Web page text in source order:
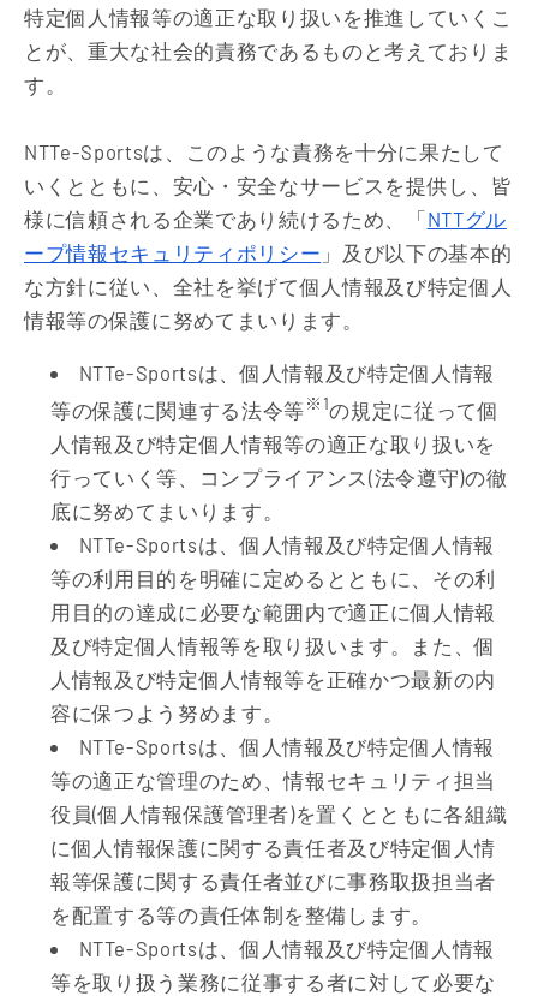
特定個人情報等の適正な取り扱いを推進していくこ
とが、重大な社会的責務であるものと考えておりま
す。
NTTe-Sportsは、このような責務を十分に果たして
いくとともに、安心・安全なサービスを提供し、皆
様に信頼される企業であり続けるため、「NTTグル
ープ情報セキュリティポリシー 」及び以下の基本的
な方針に従い、全社を挙げて個人情報及び特定個人
情報等の保護に努めてまいります。
NTTe-Sportsは、個人情報及び特定個人情報
等の保護に関連する法令等※1の規定に従って個
人情報及び特定個人情報等の適正な取り扱いを
行っていく等、コンプライアンス(法令遵守)の徹
底に努めてまいります。
NTTe-Sportsは、個人情報及び特定個人情報
等の利用目的を明確に定めるとともに、その利
用目的の達成に必要な範囲内で適正に個人情報
及び特定個人情報等を取り扱います。また、個
人情報及び特定個人情報等を正確かつ最新の内
容に保つよう努めます。
NTTe-Sportsは、個人情報及び特定個人情報
等の適正な管理のため、情報セキュリティ担当
役員(個人情報保護管理者)を置くとともに各組織
に個人情報保護に関する責任者及び特定個人情
報等保護に関する責任者並びに事務取扱担当者
を配置する等の責任体制を整備します。
NTTe-Sportsは、個人情報及び特定個人情報
等を取り扱う業務に従事する者に対して必要な